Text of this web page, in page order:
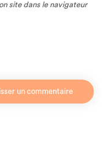
site dans le navigateur